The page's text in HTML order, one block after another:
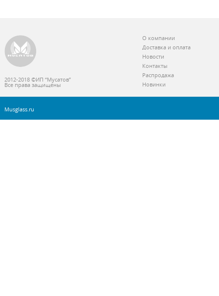
2012-2018 ©ИП “Мусатов”
Все права защищены
О компании
Доставка и оплата
Новости
Контакты
Распродажа
Новинки
Musglass.ru